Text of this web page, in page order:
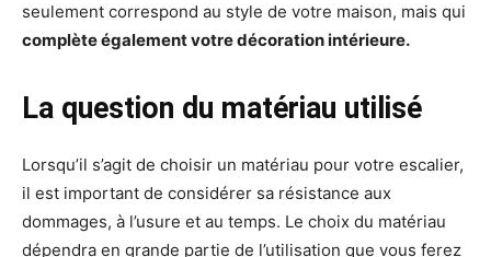
seulement correspond au style de votre maison, mais qui
complète également votre décoration intérieure.
La question du matériau utilisé
Lorsqu’il s’agit de choisir un matériau pour votre escalier,
il est important de considérer sa résistance aux
dommages, à l’usure et au temps. Le choix du matériau
dépendra en grande partie de l’utilisation que vous ferez